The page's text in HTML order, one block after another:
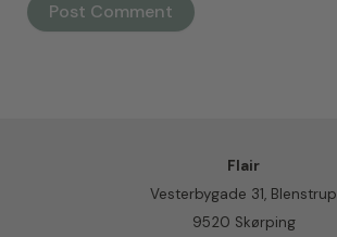
Flair
Vesterbygade 31, Blenstrup
9520 Skørping